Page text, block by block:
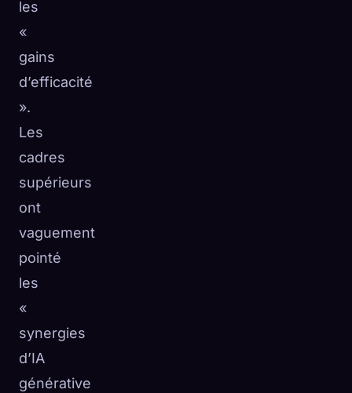
les
«
gains
d’efficacité
».
Les
cadres
supérieurs
ont
vaguement
pointé
les
«
synergies
d’IA
générative